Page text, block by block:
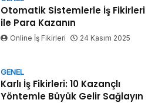
Otomatik Sistemlerle İş Fikirleri
ile Para Kazanın
Online İş Fikirleri 24 Kasım 2025
GENEL
Karlı İş Fikirleri: 10 Kazançlı
Yöntemle Büyük Gelir Sağlayın